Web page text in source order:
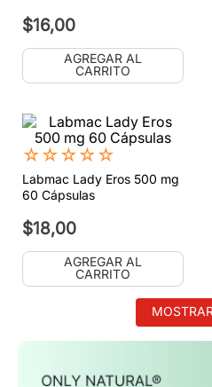
$16,00
AGREGAR AL
CARRITO
☆☆☆☆☆
Labmac Lady Eros 500 mg
60 Cápsulas
$18,00
AGREGAR AL
CARRITO